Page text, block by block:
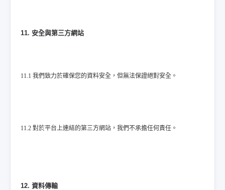
11. 安全與第三方網站
11.1 我們致力於確保您的資料安全，但無法保證絕對安全。
11.2 對於平台上連結的第三方網站，我們不承擔任何責任。
12. 資料傳輸